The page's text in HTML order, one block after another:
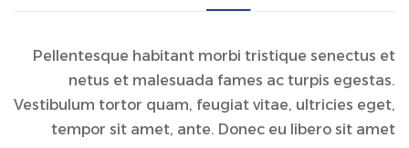
Pellentesque habitant morbi tristique senectus et
netus et malesuada fames ac turpis egestas.
Vestibulum tortor quam, feugiat vitae, ultricies eget,
tempor sit amet, ante. Donec eu libero sit amet